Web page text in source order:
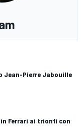
Jean-Pierre Jabouille
Ferrari ai trionfi con